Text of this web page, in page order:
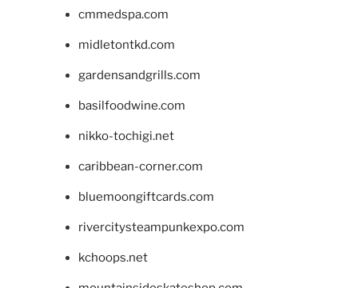
cmmedspa.com
midletontkd.com
gardensandgrills.com
basilfoodwine.com
nikko-tochigi.net
caribbean-corner.com
bluemoongiftcards.com
rivercitysteampunkexpo.com
kchoops.net